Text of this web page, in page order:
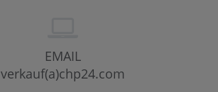
EMAIL
verkauf(a)chp24.com